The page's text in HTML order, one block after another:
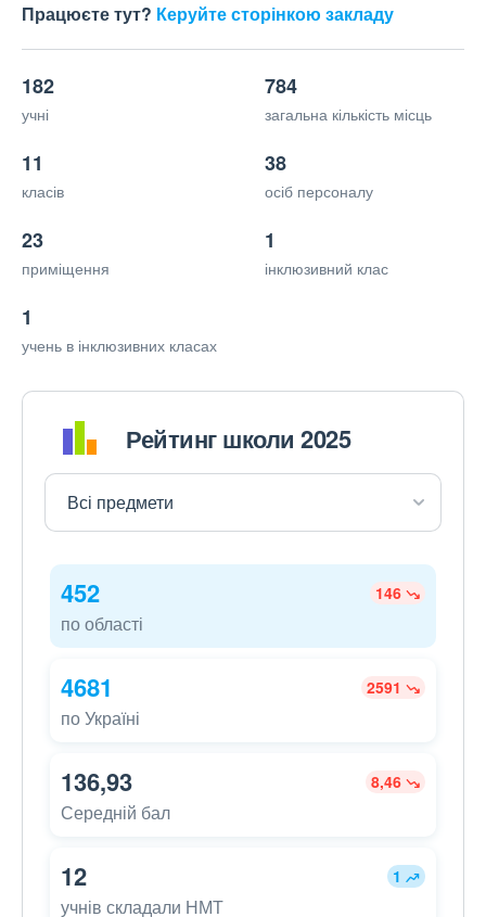
Працюєте тут? Керуйте сторінкою закладу
182
учні
784
загальна кількість місць
11
класів
38
осіб персоналу
23
приміщення
1
інклюзивний клас
1
учень в інклюзивних класах
Рейтинг школи 2025
452 146
по області
4681 2591
по Україні
136,93 8,46
Середній бал
12 1
учнів складали НМТ